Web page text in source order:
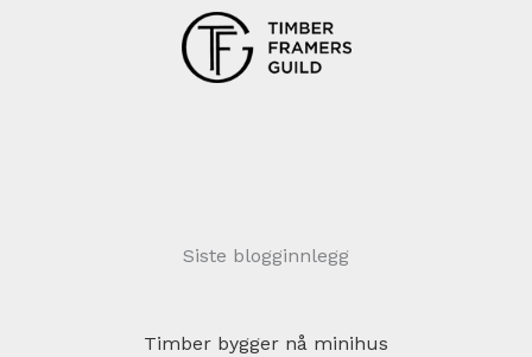
Siste blogginnlegg
Timber bygger nå minihus